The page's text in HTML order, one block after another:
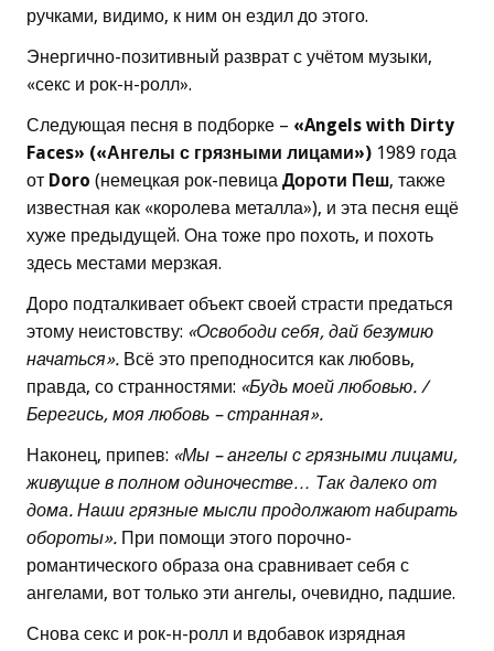
ручками, видимо, к ним он ездил до этого.
Энергично-позитивный разврат с учётом музыки,
«секс и рок-н-ролл».
Следующая песня в подборке – «Angels with Dirty
Faces» («Ангелы с грязными лицами») 1989 года
от Doro (немецкая рок-певица Дороти Пеш, также
известная как «королева металла»), и эта песня ещё
хуже предыдущей. Она тоже про похоть, и похоть
здесь местами мерзкая.
Доро подталкивает объект своей страсти предаться
этому неистовству: «Освободи себя, дай безумию
начаться». Всё это преподносится как любовь,
правда, со странностями: «Будь моей любовью. /
Берегись, моя любовь – странная».
Наконец, припев: «Мы – ангелы с грязными лицами,
живущие в полном одиночестве… Так далеко от
дома. Наши грязные мысли продолжают набирать
обороты». При помощи этого порочно-
романтического образа она сравнивает себя с
ангелами, вот только эти ангелы, очевидно, падшие.
Снова секс и рок-н-ролл и вдобавок изрядная